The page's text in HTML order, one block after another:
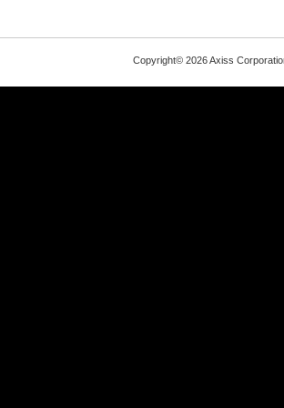
Copyright© 2026 Axiss